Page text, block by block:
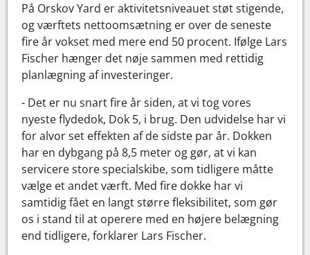
På Orskov Yard er aktivitetsniveauet støt stigende,
og værftets nettoomsætning er over de seneste
fire år vokset med mere end 50 procent. Ifølge Lars
Fischer hænger det nøje sammen med rettidig
planlægning af investeringer.
- Det er nu snart fire år siden, at vi tog vores
nyeste flydedok, Dok 5, i brug. Den udvidelse har vi
for alvor set effekten af de sidste par år. Dokken
har en dybgang på 8,5 meter og gør, at vi kan
servicere store specialskibe, som tidligere måtte
vælge et andet værft. Med fire dokke har vi
samtidig fået en langt større fleksibilitet, som gør
os i stand til at operere med en højere belægning
end tidligere, forklarer Lars Fischer.